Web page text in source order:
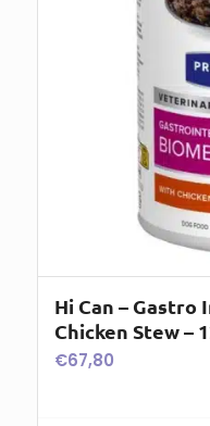
Hi Can –
Chicken Stew –
€67,80